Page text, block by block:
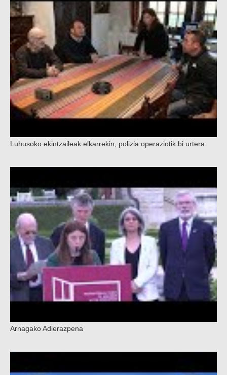
Luhusoko ekintzaileak elkarrekin, polizia operaziotik bi urtera
Arnagako Adierazpena